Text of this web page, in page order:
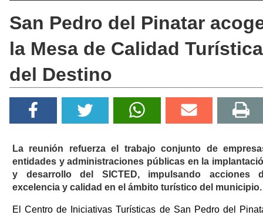
San Pedro del Pinatar
la Mesa de Calidad Turística
del Destino
La reunión refuerza el trabajo conjunto de
entidades y administraciones públicas en la
y desarrollo del SICTED, impulsando acciones
excelencia y calidad en el ámbito turístico del municipio.
El Centro de Iniciativas Turísticas de San Pedro del